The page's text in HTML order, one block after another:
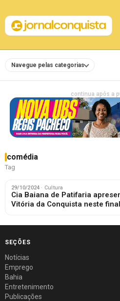
Navegue pelas categorias
continua após a
comédia
Tag
29/10/2024 · Cultura
Cia Baiana de Patifaria
Vitória da Conquista neste
SEÇÕES
Notícias
Emprego
Bahia
Entretenimento
Publicações